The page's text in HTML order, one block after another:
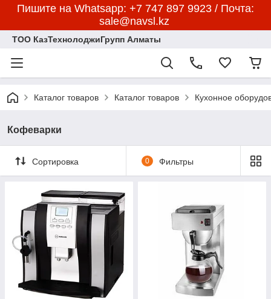
Пишите на Whatsapp: +7 747 897 9923 / Почта:
sale@navsl.kz
ТОО КазТехнолоджиГрупп Алматы
Каталог товаров Каталог товаров Кухонное
Кофеварки
Сортировка 0 Фильтры